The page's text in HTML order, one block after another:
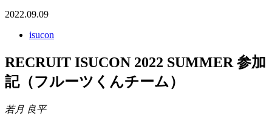
2022.09.09
isucon
RECRUIT ISUCON 2022 SUMMER 参加
記（フルーツくんチーム）
若月 良平